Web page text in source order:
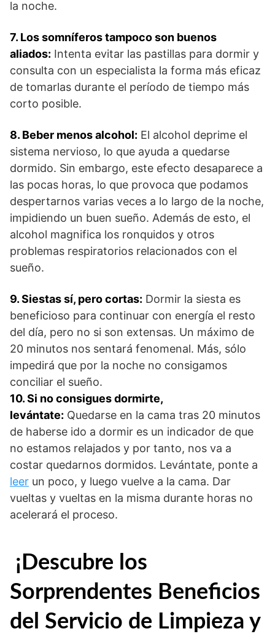
la noche.
7. Los somníferos tampoco son buenos
aliados: Intenta evitar las pastillas para dormir y
consulta con un especialista la forma más eficaz
de tomarlas durante el período de tiempo más
corto posible.
8. Beber menos alcohol: El alcohol deprime el
sistema nervioso, lo que ayuda a quedarse
dormido. Sin embargo, este efecto desaparece a
las pocas horas, lo que provoca que podamos
despertarnos varias veces a lo largo de la noche,
impidiendo un buen sueño. Además de esto, el
alcohol magnifica los ronquidos y otros
problemas respiratorios relacionados con el
sueño.
9. Siestas sí, pero cortas: Dormir la siesta es
beneficioso para continuar con energía el resto
del día, pero no si son extensas. Un máximo de
20 minutos nos sentará fenomenal. Más, sólo
impedirá que por la noche no consigamos
conciliar el sueño.
10. Si no consigues dormirte,
levántate: Quedarse en la cama tras 20 minutos
de haberse ido a dormir es un indicador de que
no estamos relajados y por tanto, nos va a
costar quedarnos dormidos. Levántate, ponte a
leer un poco, y luego vuelve a la cama. Dar
vueltas y vueltas en la misma durante horas no
acelerará el proceso.
¡Descubre los
Sorprendentes Beneficios
del Servicio de Limpieza y